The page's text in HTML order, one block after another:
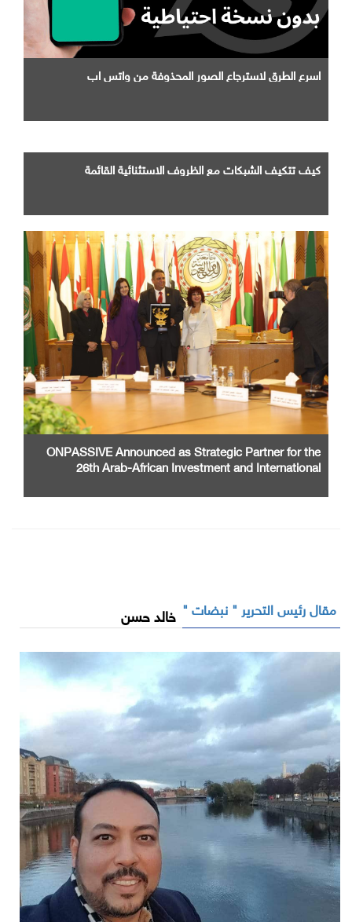
اسرع الطرق لاسترجاع الصور المحذوفة من واتس اب
كيف تتكيف الشبكات مع الظروف الاستثنائية القائمة
ONPASSIVE Announced as Strategic Partner for the
26th Arab-African Investment and International
مقال رئيس التحرير " نبضات " خالد حسن